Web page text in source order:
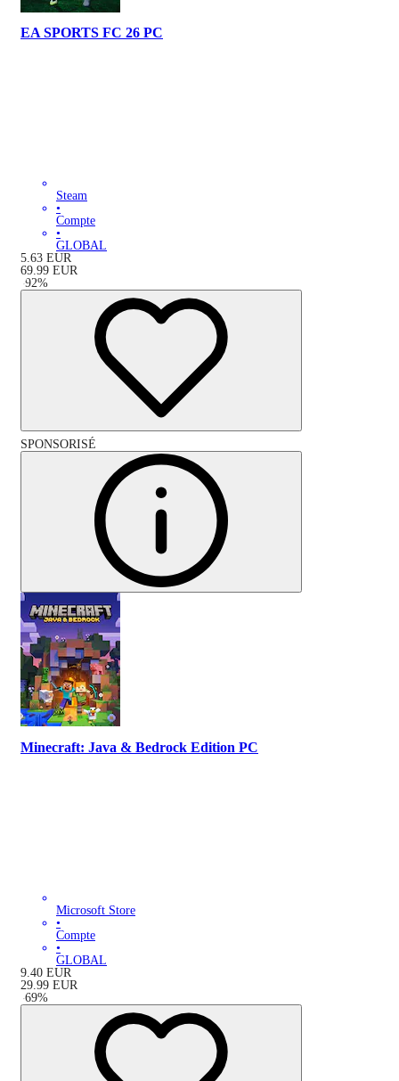
EA SPORTS FC 26 PC
Steam
•
Compte
•
GLOBAL
5.63 EUR
69.99 EUR
-92%
SPONSORISÉ
Minecraft: Java & Bedrock Edition PC
Microsoft Store
•
Compte
•
GLOBAL
9.40 EUR
29.99 EUR
-69%